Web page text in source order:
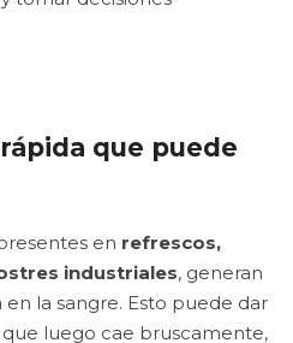
que puede
en refrescos,
industriales, generan
la sangre. Esto puede dar
luego cae bruscamente,